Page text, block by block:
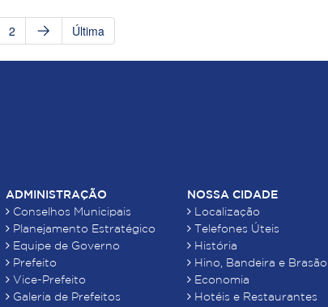
2 Última
ADMINISTRAÇÃO
Conselhos Municipais
Planejamento Estratégico
Equipe de Governo
Prefeito
Vice-Prefeito
Galeria de Prefeitos
NOSSA CIDADE
Localização
Telefones Úteis
História
Hino, Bandeira e Brasão
Economia
Hotéis e Restaurantes